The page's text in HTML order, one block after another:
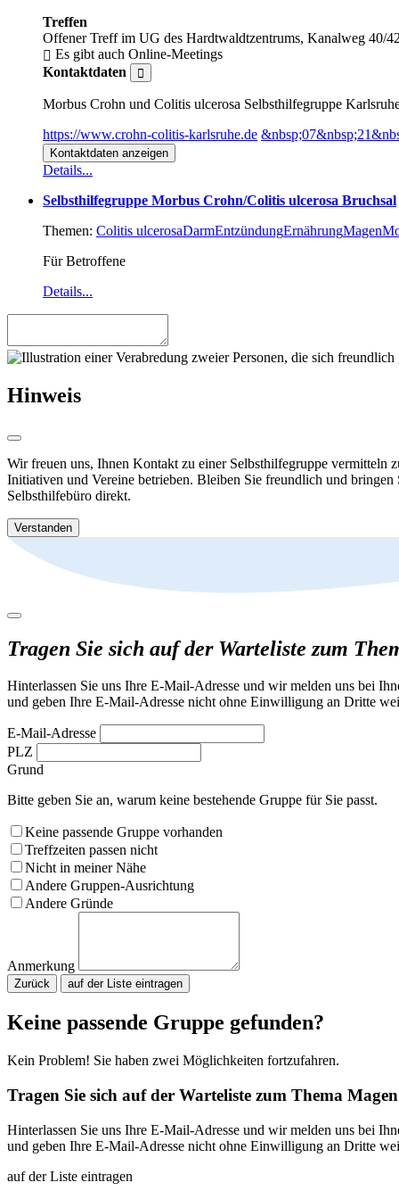
Treffen
Offener Treff im UG des Hardtwaldtzentrums, Kanalweg 40/
Es gibt auch Online-Meetings
Kontaktdaten
Morbus Crohn und Colitis ulcerosa Selbsthilfegruppe
https://www.crohn-colitis-karlsruhe.de
Kontaktdaten anzeigen
Details...
Selbsthilfegruppe Morbus Crohn/Colitis ulcerosa Bruchsal
Themen: Colitis ulcerosaDarmEntzündungErnährungMagen
Für Betroffene
Details...
Hinweis
Wir freuen uns, Ihnen Kontakt zu einer Selbsthilfegruppe vermitteln
Initiativen und Vereine betrieben. Bleiben Sie freundlich und
Selbsthilfebüro direkt.
Verstanden
Tragen Sie sich auf der Warteliste zum
Hinterlassen Sie uns Ihre E-Mail-Adresse und wir melden uns bei
und geben Ihre E-Mail-Adresse nicht ohne Einwilligung an Dritte
E-Mail-Adresse
PLZ
Grund
Bitte geben Sie an, warum keine bestehende Gruppe für Sie passt.
Keine passende Gruppe vorhanden
Treffzeiten passen nicht
Nicht in meiner Nähe
Andere Gruppen-Ausrichtung
Andere Gründe
Anmerkung
Zurück
Keine passende Gruppe gefunden?
Kein Problem! Sie haben zwei Möglichkeiten fortzufahren.
Tragen Sie sich auf der Warteliste zum Thema
Hinterlassen Sie uns Ihre E-Mail-Adresse und wir melden uns bei
und geben Ihre E-Mail-Adresse nicht ohne Einwilligung an Dritte
auf der Liste eintragen